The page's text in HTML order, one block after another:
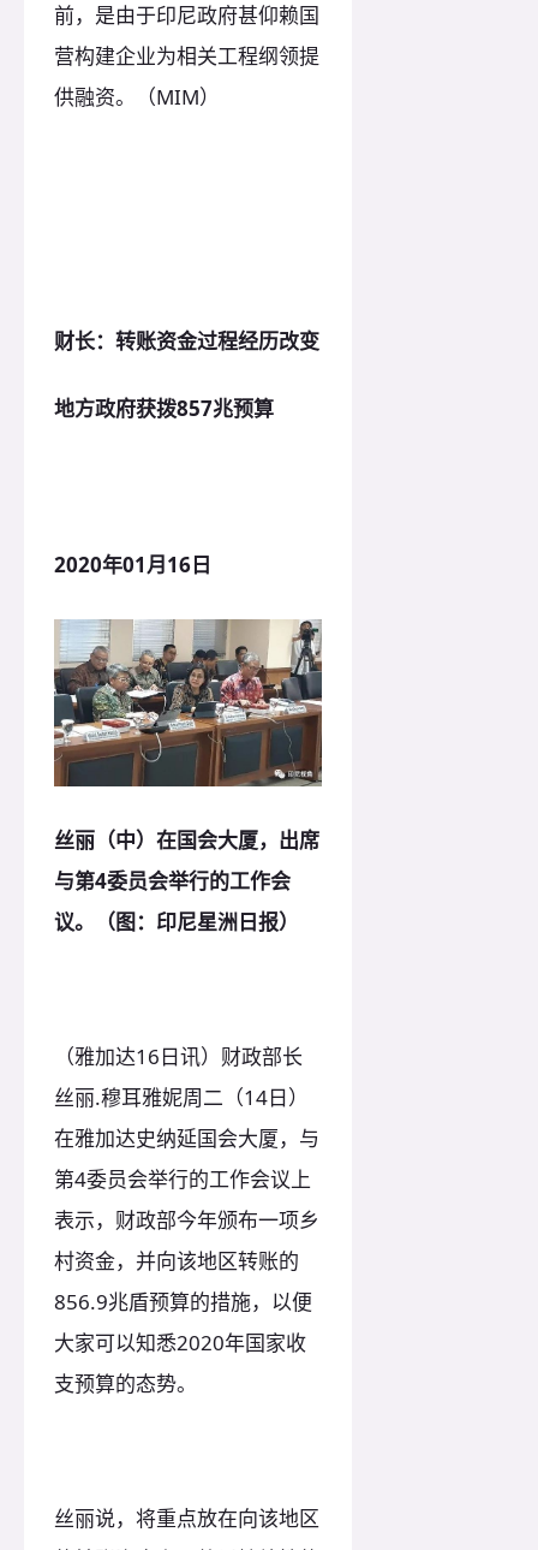
前，是由于印尼政府甚仰赖国
营构建企业为相关工程纲领提
供融资。（MIM）
财长：转账资金过程经历改变
地方政府获拨857兆预算
2020年01月16日
丝丽（中）在国会大厦，出席
与第4委员会举行的工作会
议。（图：印尼星洲日报）
（雅加达16日讯）财政部长
丝丽.穆耳雅妮周二（14日）
在雅加达史纳延国会大厦，与
第4委员会举行的工作会议上
表示，财政部今年颁布一项乡
村资金，并向该地区转账的
856.9兆盾预算的措施，以便
大家可以知悉2020年国家收
支预算的态势。
丝丽说，将重点放在向该地区